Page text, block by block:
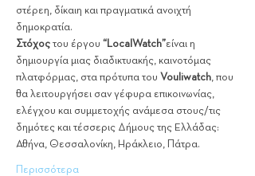
στέρεη, δίκαιη και πραγματικά ανοιχτή
δημοκρατία.
Στόχος του έργου “LocalWatch”είναι η
δημιουργία μιας διαδικτυακής, καινοτόμας
πλατφόρμας, στα πρότυπα του Vouliwatch, που
θα λειτουργήσει σαν γέφυρα επικοινωνίας,
ελέγχου και συμμετοχής ανάμεσα στους/τις
δημότες και τέσσερις Δήμους της Ελλάδας:
Αθήνα, Θεσσαλονίκη, Ηράκλειο, Πάτρα.
Περισσότερα